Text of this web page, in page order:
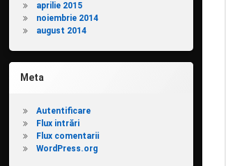
aprilie 2015
noiembrie 2014
august 2014
Meta
Autentificare
Flux intrări
Flux comentarii
WordPress.org